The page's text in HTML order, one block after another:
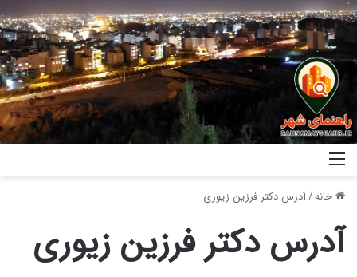
خانه/آدرس دکتر فرزین زیوری
آدرس دکتر فرزین زیوری